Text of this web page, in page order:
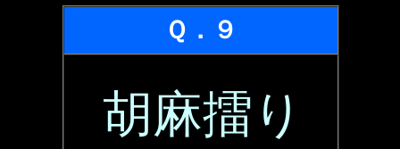
Ｑ．９
胡麻擂り